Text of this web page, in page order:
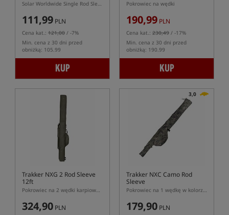
Solar Worldwide Single Rod Sleeve 10 ft – pokrowiec na jedną wędkę karpiową 10 ft
111,99 PLN
Cena kat.: 121,00 / -7%
Min. cena z 30 dni przed
obniżką: 105.99
KUP
Pokrowiec na wędki
190,99 PLN
Cena kat.: 230,49 / -17%
Min. cena z 30 dni przed
obniżką: 190.99
KUP
Trakker NXG 2 Rod Sleeve
12ft
Pokrowiec na 2 wędki karpiowe o długości 12ft
324,90 PLN
3,0
Trakker NXC Camo Rod
Sleeve
Pokrowiec na 1 wędkę w kolorze kamuflażu
179,90 PLN